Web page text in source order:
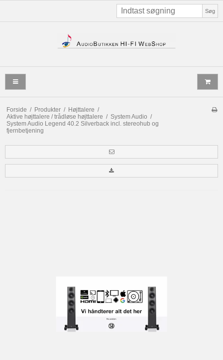
Søg
Forside / Produkter / Højttalere /
Aktive højttalere / trådløse højttalere / System Audio /
System Audio Legend 40.2 Silverback incl. stereohub og
fjernbetjening